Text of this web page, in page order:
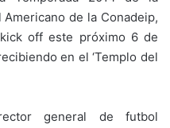
de la Conadeip,
off este próximo 6 de
en el ‘Templo del
general de futbol